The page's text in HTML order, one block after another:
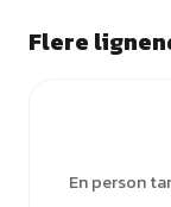
Flere
En person